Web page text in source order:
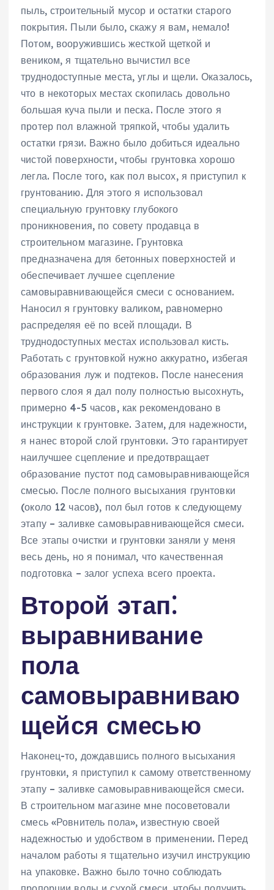
пыль, строительный мусор и остатки старого
покрытия. Пыли было, скажу я вам, немало!
Потом, вооружившись жесткой щеткой и
веником, я тщательно вычистил все
труднодоступные места, углы и щели. Оказалось,
что в некоторых местах скопилась довольно
большая куча пыли и песка. После этого я
протер пол влажной тряпкой, чтобы удалить
остатки грязи. Важно было добиться идеально
чистой поверхности, чтобы грунтовка хорошо
легла. После того, как пол высох, я приступил к
грунтованию. Для этого я использовал
специальную грунтовку глубокого
проникновения, по совету продавца в
строительном магазине. Грунтовка
предназначена для бетонных поверхностей и
обеспечивает лучшее сцепление
самовыравнивающейся смеси с основанием.
Наносил я грунтовку валиком, равномерно
распределяя её по всей площади. В
труднодоступных местах использовал кисть.
Работать с грунтовкой нужно аккуратно, избегая
образования луж и подтеков. После нанесения
первого слоя я дал полу полностью высохнуть,
примерно 4-5 часов, как рекомендовано в
инструкции к грунтовке. Затем, для надежности,
я нанес второй слой грунтовки. Это гарантирует
наилучшее сцепление и предотвращает
образование пустот под самовыравнивающейся
смесью. После полного высыхания грунтовки
(около 12 часов), пол был готов к следующему
этапу – заливке самовыравнивающейся смеси.
Все этапы очистки и грунтовки заняли у меня
весь день, но я понимал, что качественная
подготовка – залог успеха всего проекта.
Второй этап⁚
выравнивание
пола
самовыравниваю
щейся смесью
Наконец-то, дождавшись полного высыхания
грунтовки, я приступил к самому ответственному
этапу – заливке самовыравнивающейся смеси.
В строительном магазине мне посоветовали
смесь «Ровнитель пола», известную своей
надежностью и удобством в применении. Перед
началом работы я тщательно изучил инструкцию
на упаковке. Важно было точно соблюдать